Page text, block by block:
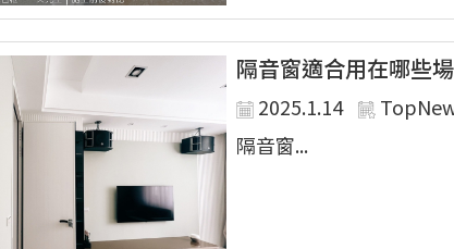
隔音窗適合用在哪些
2025.1.14
隔音窗...